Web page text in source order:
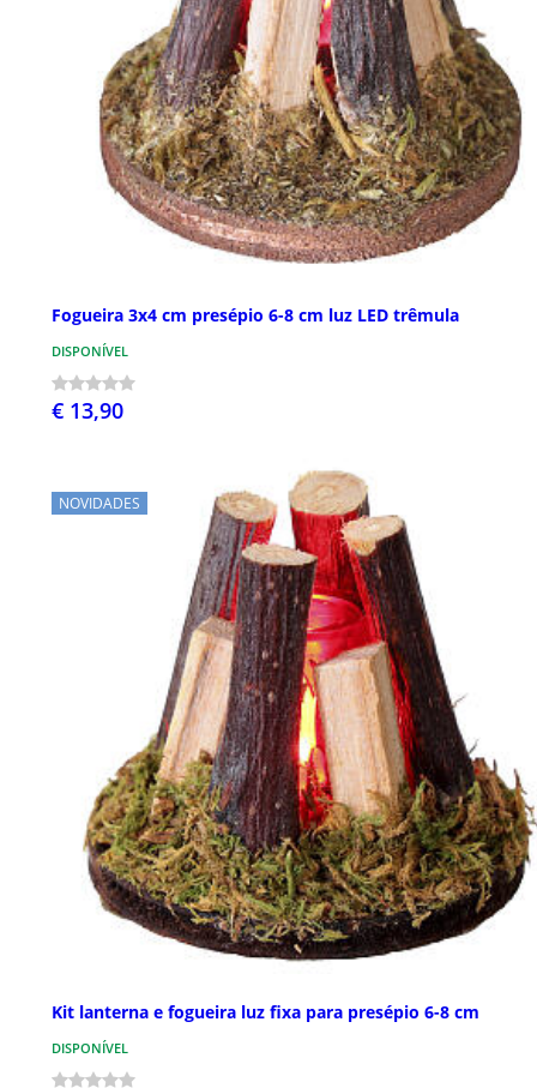
Fogueira 3x4 cm presépio 6-8 cm luz LED trêmula
DISPONÍVEL
€ 13,90
NOVIDADES
Kit lanterna e fogueira luz fixa para presépio 6-8 cm
DISPONÍVEL